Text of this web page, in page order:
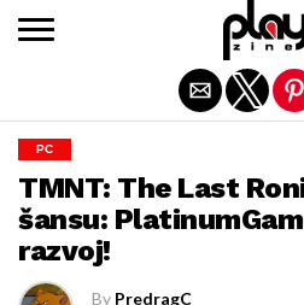
PC
TMNT: The Last
šansu:
razvoj!
By PredragC
Exit mobile